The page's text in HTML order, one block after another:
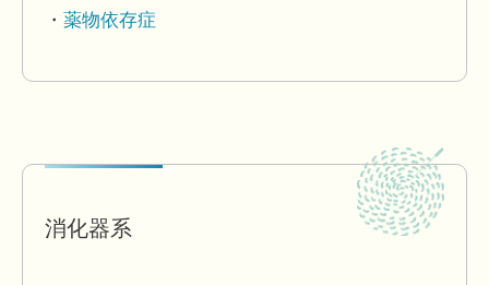
薬物依存症
消化器系